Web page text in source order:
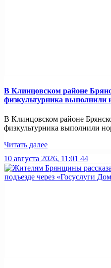
В Клинцовском районе
физкультурника
В Клинцовском районе
физкультурника выполнили
Читать далее
10 августа 2026, 11:01 44